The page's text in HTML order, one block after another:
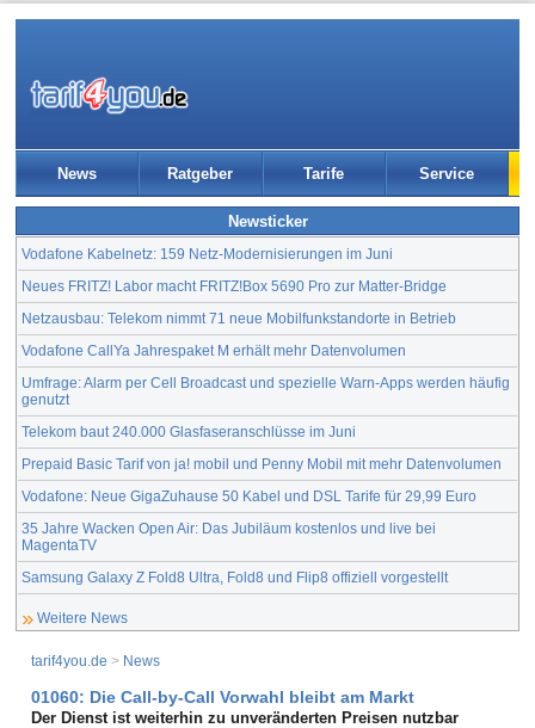
News Ratgeber Tarife Service
Newsticker
Vodafone Kabelnetz: 159 Netz-Modernisierungen im Juni
Neues FRITZ! Labor macht FRITZ!Box 5690 Pro zur Matter-Bridge
Netzausbau: Telekom nimmt 71 neue Mobilfunkstandorte in Betrieb
Vodafone CallYa Jahrespaket M erhält mehr Datenvolumen
Umfrage: Alarm per Cell Broadcast und spezielle Warn-Apps werden häufig
genutzt
Telekom baut 240.000 Glasfaseranschlüsse im Juni
Prepaid Basic Tarif von ja! mobil und Penny Mobil mit mehr Datenvolumen
Vodafone: Neue GigaZuhause 50 Kabel und DSL Tarife für 29,99 Euro
35 Jahre Wacken Open Air: Das Jubiläum kostenlos und live bei
MagentaTV
Samsung Galaxy Z Fold8 Ultra, Fold8 und Flip8 offiziell vorgestellt
Weitere News
tarif4you.de > News
01060: Die Call-by-Call Vorwahl bleibt am Markt
Der Dienst ist weiterhin zu unveränderten Preisen nutzbar